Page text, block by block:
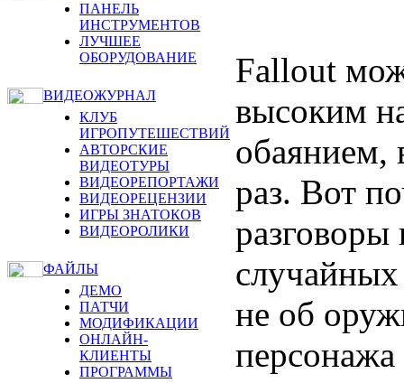
ПАНЕЛЬ
ИНСТРУМЕНТОВ
ЛУЧШЕЕ
ОБОРУДОВАНИЕ
ВИДЕОЖУРНАЛ
КЛУБ
ИГРОПУТЕШЕСТВИЙ
АВТОРСКИЕ
ВИДЕОТУРЫ
ВИДЕОРЕПОРТАЖИ
ВИДЕОРЕЦЕНЗИИ
ИГРЫ ЗНАТОКОВ
ВИДЕОРОЛИКИ
ФАЙЛЫ
ДЕМО
ПАТЧИ
МОДИФИКАЦИИ
ОНЛАЙН-
КЛИЕНТЫ
ПРОГРАММЫ
Fallout
высоким
обаянием,
раз. Вот
случайных
не об
персонажа